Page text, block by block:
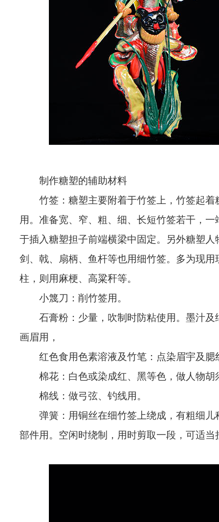
制作糖塑的辅助材料
竹签：糖塑主要附着于竹签上，竹签起着
用。准备宽、窄、粗、细、长短竹签若干，一
于插入糖塑担子前端横梁中固定。另外糖塑人
剑、戟、扇柄、鱼杆等也用细竹签。多为现用
柱，则用麻梗、高粱秆等。
小篾刀：削竹签用。
石膏粉：少量，吹制时防粘使用。墨汁及
画眉用，
红色食用色素溶液及竹笔：点染眉宇及腮
棉花：白色或染成红、黑等色，做人物胡
棉线：做弓弦、钓线用。
弹簧：用铜丝在细竹签上绕成，有粗细儿
部件用。空闲时绕制，用时剪取一段，可适当